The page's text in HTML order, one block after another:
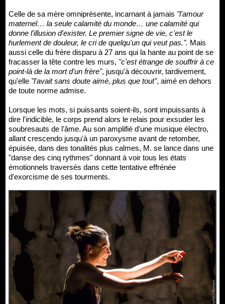
Celle de sa mère omniprésente, incarnant à jamais "l'amour
maternel… la seule calamité du monde… une calamité qui
donne l'illusion d'exister. Le premier signe de vie, c'est le
hurlement de douleur, le cri de quelqu'un qui veut pas.". Mais
aussi celle du frère disparu à 27 ans qui la hante au point de se
fracasser la tête contre les murs, "c'est étrange de souffrir à ce
point-là de la mort d'un frère", jusqu'à découvrir, tardivement,
qu'elle "l'avait sans doute aimé, plus que tout", aimé en dehors
de toute norme admise.
Lorsque les mots, si puissants soient-ils, sont impuissants à
dire l'indicible, le corps prend alors le relais pour exsuder les
soubresauts de l'âme. Au son amplifié d'une musique électro,
allant crescendo jusqu'à un paroxysme avant de retomber,
épuisée, dans des tonalités plus calmes, M. se lance dans une
"danse des cinq rythmes" donnant à voir tous les états
émotionnels traversés dans cette tentative effrénée
d'exorcisme de ses tourments.